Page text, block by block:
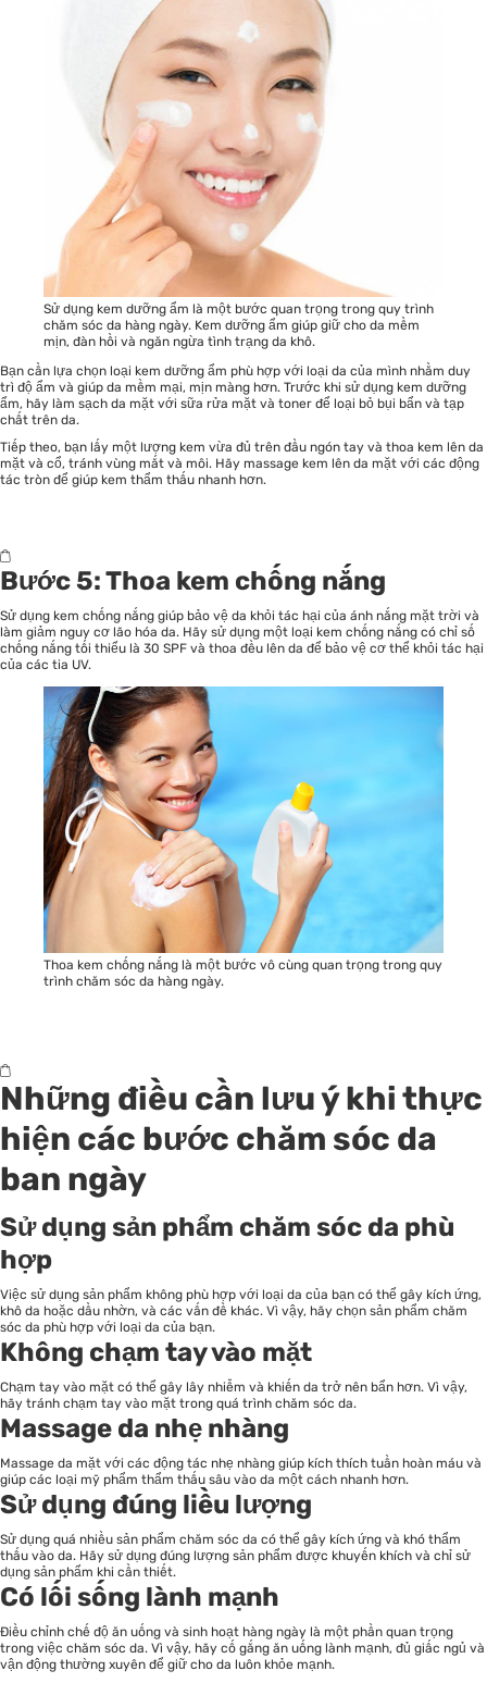
Sử dụng kem dưỡng ẩm là một bước quan trọng trong quy trình
chăm sóc da hàng ngày. Kem dưỡng ẩm giúp giữ cho da mềm
mịn, đàn hồi và ngăn ngừa tình trạng da khô.
Bạn cần lựa chọn loại kem dưỡng ẩm phù hợp với loại da của mình nhằm duy
trì độ ẩm và giúp da mềm mại, mịn màng hơn. Trước khi sử dụng kem dưỡng
ẩm, hãy làm sạch da mặt với sữa rửa mặt và toner để loại bỏ bụi bẩn và tạp
chất trên da.
Tiếp theo, bạn lấy một lượng kem vừa đủ trên đầu ngón tay và thoa kem lên da
mặt và cổ, tránh vùng mắt và môi. Hãy massage kem lên da mặt với các động
tác tròn để giúp kem thẩm thấu nhanh hơn.
Bước 5: Thoa kem chống nắng
Sử dụng kem chống nắng giúp bảo vệ da khỏi tác hại của ánh nắng mặt trời và
làm giảm nguy cơ lão hóa da. Hãy sử dụng một loại kem chống nắng có chỉ số
chống nắng tối thiểu là 30 SPF và thoa đều lên da để bảo vệ cơ thể khỏi tác hại
của các tia UV.
Thoa kem chống nắng là một bước vô cùng quan trọng trong quy
trình chăm sóc da hàng ngày.
Những điều cần lưu ý khi thực
hiện các bước chăm sóc da
ban ngày
Sử dụng sản phẩm chăm sóc da phù
hợp
Việc sử dụng sản phẩm không phù hợp với loại da của bạn có thể gây kích ứng,
khô da hoặc dầu nhờn, và các vấn đề khác. Vì vậy, hãy chọn sản phẩm chăm
sóc da phù hợp với loại da của bạn.
Không chạm tay vào mặt
Chạm tay vào mặt có thể gây lây nhiễm và khiến da trở nên bẩn hơn. Vì vậy,
hãy tránh chạm tay vào mặt trong quá trình chăm sóc da.
Massage da nhẹ nhàng
Massage da mặt với các động tác nhẹ nhàng giúp kích thích tuần hoàn máu và
giúp các loại mỹ phẩm thẩm thấu sâu vào da một cách nhanh hơn.
Sử dụng đúng liều lượng
Sử dụng quá nhiều sản phẩm chăm sóc da có thể gây kích ứng và khó thẩm
thấu vào da. Hãy sử dụng đúng lượng sản phẩm được khuyến khích và chỉ sử
dụng sản phẩm khi cần thiết.
Có lối sống lành mạnh
Điều chỉnh chế độ ăn uống và sinh hoạt hàng ngày là một phần quan trọng
trong việc chăm sóc da. Vì vậy, hãy cố gắng ăn uống lành mạnh, đủ giấc ngủ và
vận động thường xuyên để giữ cho da luôn khỏe mạnh.